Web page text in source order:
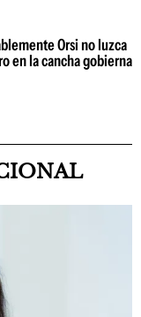
Orsi no luzca
en la cancha gobierna